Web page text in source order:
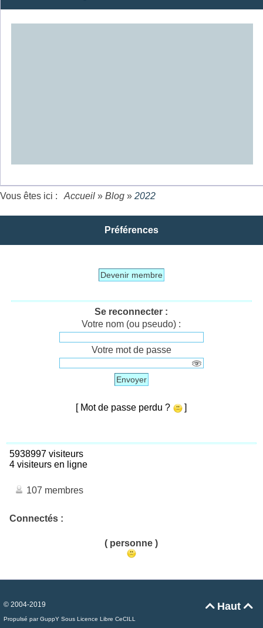
Vous êtes ici : Accueil » Blog » 2022
Préférences
Devenir membre
Se reconnecter :
Votre nom (ou pseudo) :
Votre mot de passe
Envoyer
[ Mot de passe perdu ? ]
5938997 visiteurs
4 visiteurs en ligne
107 membres
Connectés :
( personne )
Haut 
© 2004-2019
Propulsé par GuppY Sous Licence Libre CeCILL